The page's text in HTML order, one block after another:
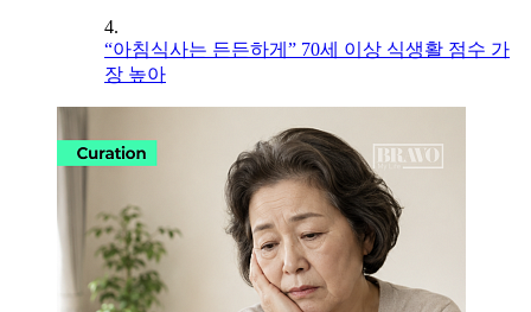
4.
“아침식사는 든든하게” 70세 이상 식생활 점수 가
장 높아